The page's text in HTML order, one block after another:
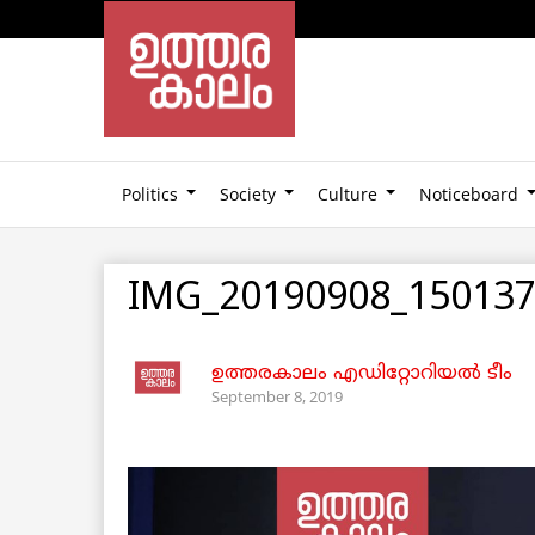
Politics Society Culture Noticeboard
IMG_20190908_150137
ഉത്തരകാലം എഡിറ്റോറിയല്‍ ടീം
September 8, 2019